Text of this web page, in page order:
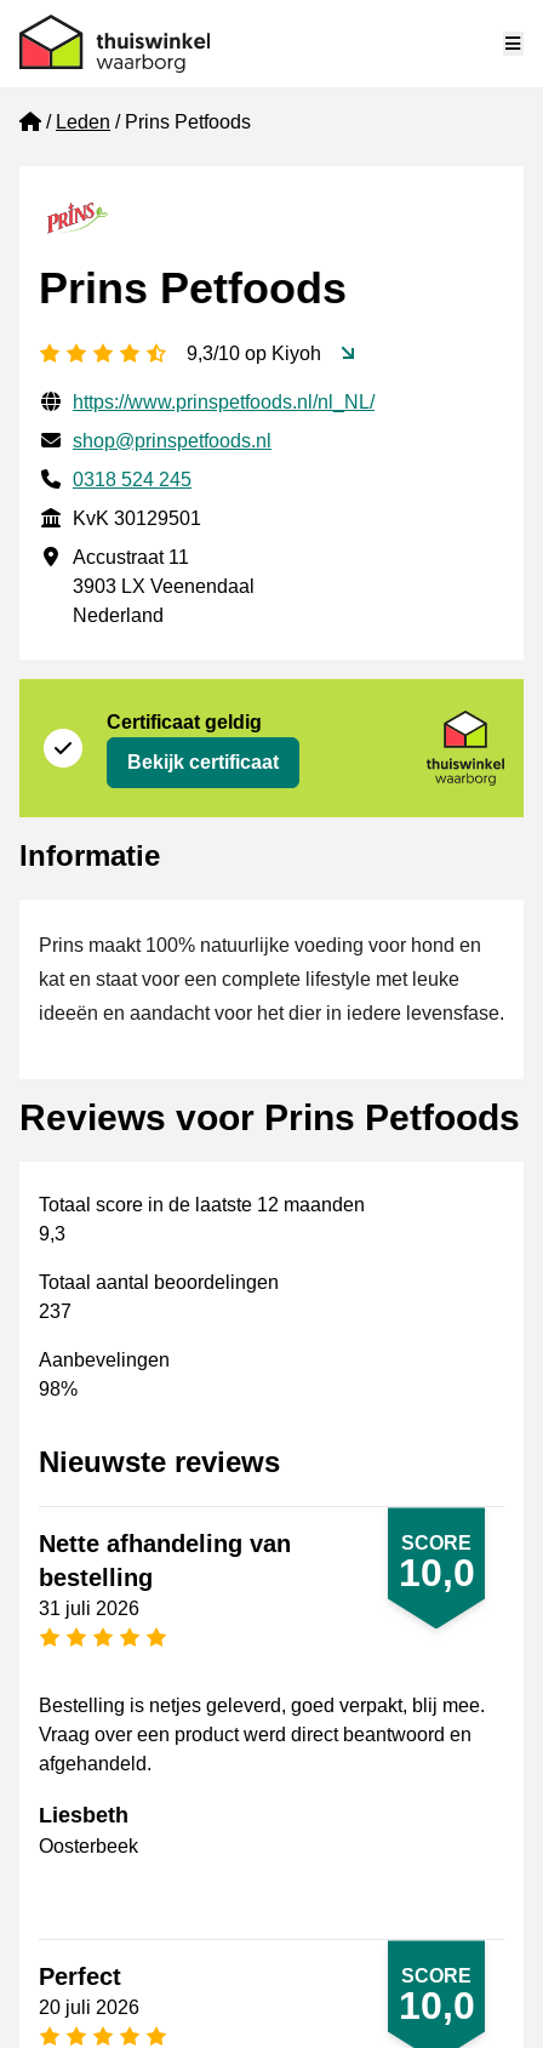
Home
Leden Prins Petfoods
Prins Petfoods
4,5 sterren
9,3/10 op Kiyoh
Gecontroleerde contactgegevens
Website URL
https://www.prinspetfoods.nl/nl_NL/
E-mail
shop@prinspetfoods.nl
Telefoonnummer
0318 524 245
KvK
KvK 30129501
Vestigingsadres
Accustraat 11
3903 LX Veenendaal
Nederland
Certificaat geldig
Bekijk certificaat
Informatie
Prins maakt 100% natuurlijke voeding voor hond en
kat en staat voor een complete lifestyle met leuke
ideeën en aandacht voor het dier in iedere levensfase.
Reviews voor Prins Petfoods
Totaal score in de laatste 12 maanden
9,3
Totaal aantal beoordelingen
237
Aanbevelingen
98%
Nieuwste reviews
SCORE
10,0
Nette afhandeling van
bestelling
31 juli 2026
5 sterren
Bestelling is netjes geleverd, goed verpakt, blij mee.
Vraag over een product werd direct beantwoord en
afgehandeld.
Liesbeth
Oosterbeek
SCORE
10,0
Perfect
20 juli 2026
5 sterren